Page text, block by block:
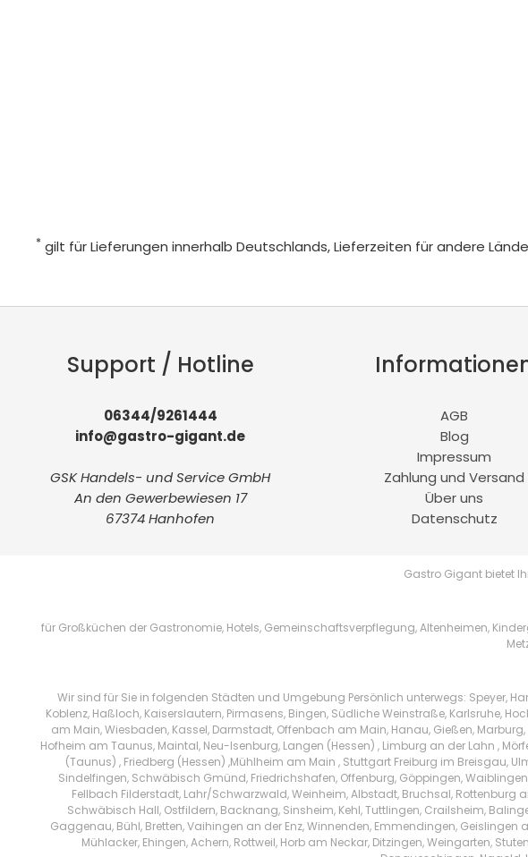
* gilt für Lieferungen innerhalb Deutschlands, Lieferzeiten für andere
Support / Hotline
06344/9261444
info@gastro-gigant.de
GSK Handels- und Service GmbH
An den Gewerbewiesen 17
67374 Hanhofen
AGB
Blog
Impressum
Zahlung und Versand
Über uns
Datenschutz
Gastro Gigant bietet
für Großküchen der Gastronomie, Hotels, Gemeinschaftsverpflegung, Altenheimen,
Wir sind für Sie in folgenden Städten und Umgebung Persönlich unterwegs: Speyer,
Koblenz, Haßloch, Kaiserslautern, Pirmasens, Bingen, Südliche Weinstraße, Karlsruhe,
am Main, Wiesbaden, Kassel, Darmstadt, Offenbach am Main, Hanau, Gießen,
Hofheim am Taunus, Maintal, Neu-Isenburg, Langen (Hessen) , Limburg an der Lahn ,
(Taunus) , Friedberg (Hessen) ,Mühlheim am Main , Stuttgart Freiburg im Breisgau,
Sindelfingen, Schwäbisch Gmünd, Friedrichshafen, Offenburg, Göppingen,
Fellbach Filderstadt, Lahr/Schwarzwald, Weinheim, Albstadt, Bruchsal, Rottenburg
Schwäbisch Hall, Ostfildern, Backnang, Sinsheim, Kehl, Tuttlingen, Crailsheim,
Gaggenau, Bühl, Bretten, Vaihingen an der Enz, Winnenden, Emmendingen,
Mühlacker, Ehingen, Achern, Rottweil, Horb am Neckar, Ditzingen, Weingarten,